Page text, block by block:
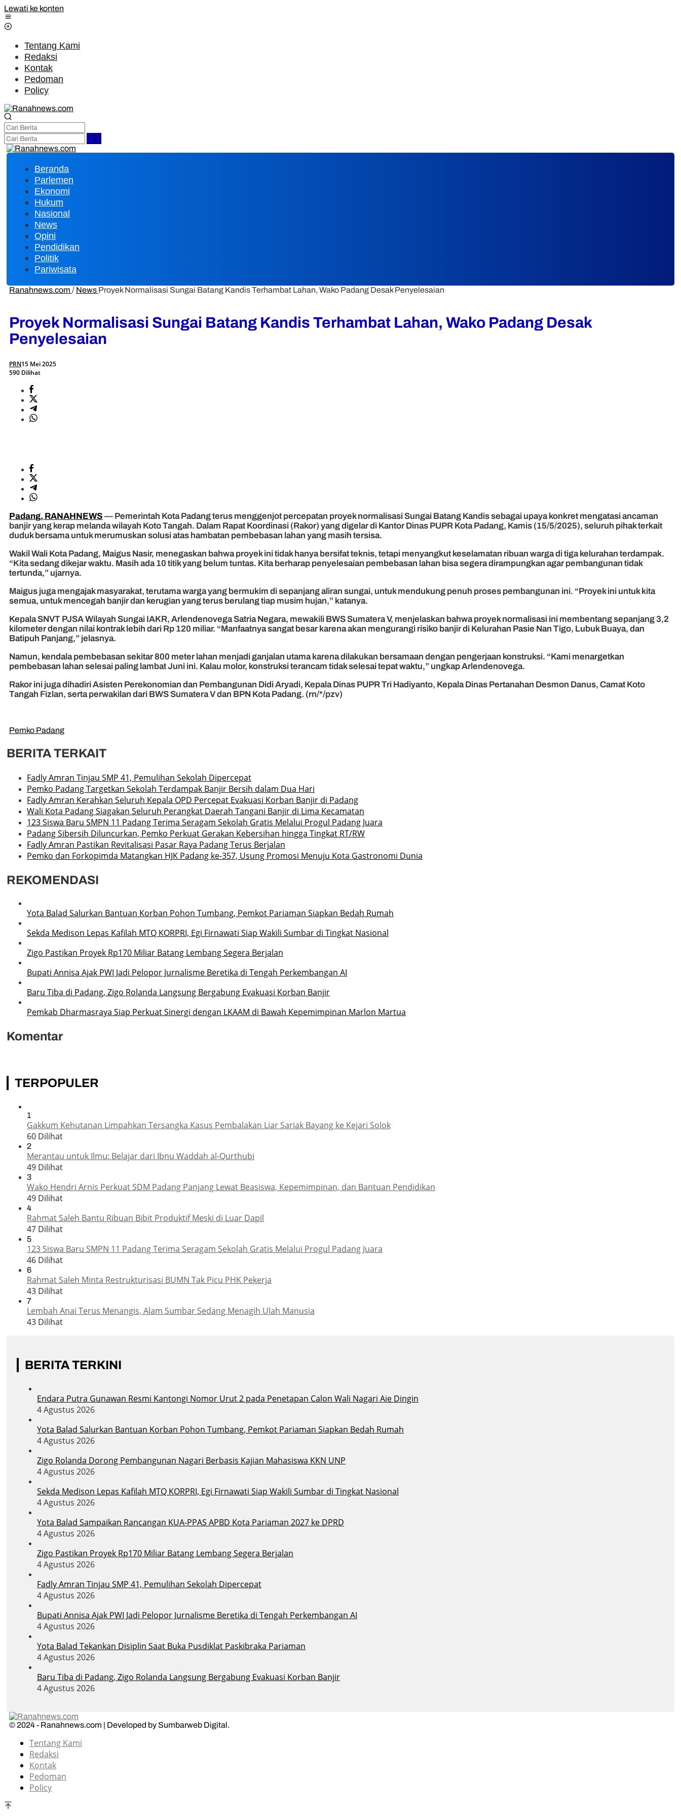
Lewati ke konten
Tentang Kami
Redaksi
Kontak
Pedoman
Policy
Beranda
Parlemen
Ekonomi
Hukum
Nasional
News
Opini
Pendidikan
Politik
Pariwisata
Ranahnews.com / News Proyek Normalisasi Sungai Batang Kandis Terhambat Lahan, Wako Padang Desak Penyelesaian
Proyek Normalisasi Sungai Batang Kandis Terhambat Lahan, Wako Padang Desak
Penyelesaian
PRN15 Mei 2025
590 Dilihat
Padang, RANAHNEWS — Pemerintah Kota Padang terus menggenjot percepatan proyek normalisasi Sungai Batang Kandis sebagai upaya konkret mengatasi ancaman
banjir yang kerap melanda wilayah Koto Tangah. Dalam Rapat Koordinasi (Rakor) yang digelar di Kantor Dinas PUPR Kota Padang, Kamis (15/5/2025), seluruh pihak terkait
duduk bersama untuk merumuskan solusi atas hambatan pembebasan lahan yang masih tersisa.
Wakil Wali Kota Padang, Maigus Nasir, menegaskan bahwa proyek ini tidak hanya bersifat teknis, tetapi menyangkut keselamatan ribuan warga di tiga kelurahan terdampak.
“Kita sedang dikejar waktu. Masih ada 10 titik yang belum tuntas. Kita berharap penyelesaian pembebasan lahan bisa segera dirampungkan agar pembangunan tidak
tertunda,” ujarnya.
Maigus juga mengajak masyarakat, terutama warga yang bermukim di sepanjang aliran sungai, untuk mendukung penuh proses pembangunan ini. “Proyek ini untuk kita
semua, untuk mencegah banjir dan kerugian yang terus berulang tiap musim hujan,” katanya.
Kepala SNVT PJSA Wilayah Sungai IAKR, Arlendenovega Satria Negara, mewakili BWS Sumatera V, menjelaskan bahwa proyek normalisasi ini membentang sepanjang 3,2
kilometer dengan nilai kontrak lebih dari Rp 120 miliar. “Manfaatnya sangat besar karena akan mengurangi risiko banjir di Kelurahan Pasie Nan Tigo, Lubuk Buaya, dan
Batipuh Panjang,” jelasnya.
Namun, kendala pembebasan sekitar 800 meter lahan menjadi ganjalan utama karena dilakukan bersamaan dengan pengerjaan konstruksi. “Kami menargetkan
pembebasan lahan selesai paling lambat Juni ini. Kalau molor, konstruksi terancam tidak selesai tepat waktu,” ungkap Arlendenovega.
Rakor ini juga dihadiri Asisten Perekonomian dan Pembangunan Didi Aryadi, Kepala Dinas PUPR Tri Hadiyanto, Kepala Dinas Pertanahan Desmon Danus, Camat Koto
Tangah Fizlan, serta perwakilan dari BWS Sumatera V dan BPN Kota Padang. (rn/*/pzv)
Pemko Padang
BERITA TERKAIT
Fadly Amran Tinjau SMP 41, Pemulihan Sekolah Dipercepat
Pemko Padang Targetkan Sekolah Terdampak Banjir Bersih dalam Dua Hari
Fadly Amran Kerahkan Seluruh Kepala OPD Percepat Evakuasi Korban Banjir di Padang
Wali Kota Padang Siagakan Seluruh Perangkat Daerah Tangani Banjir di Lima Kecamatan
123 Siswa Baru SMPN 11 Padang Terima Seragam Sekolah Gratis Melalui Progul Padang Juara
Padang Sibersih Diluncurkan, Pemko Perkuat Gerakan Kebersihan hingga Tingkat RT/RW
Fadly Amran Pastikan Revitalisasi Pasar Raya Padang Terus Berjalan
Pemko dan Forkopimda Matangkan HJK Padang ke-357, Usung Promosi Menuju Kota Gastronomi Dunia
REKOMENDASI
Yota Balad Salurkan Bantuan Korban Pohon Tumbang, Pemkot Pariaman Siapkan Bedah Rumah
Sekda Medison Lepas Kafilah MTQ KORPRI, Egi Firnawati Siap Wakili Sumbar di Tingkat Nasional
Zigo Pastikan Proyek Rp170 Miliar Batang Lembang Segera Berjalan
Bupati Annisa Ajak PWI Jadi Pelopor Jurnalisme Beretika di Tengah Perkembangan AI
Baru Tiba di Padang, Zigo Rolanda Langsung Bergabung Evakuasi Korban Banjir
Pemkab Dharmasraya Siap Perkuat Sinergi dengan LKAAM di Bawah Kepemimpinan Marlon Martua
Komentar
TERPOPULER
1
Gakkum Kehutanan Limpahkan Tersangka Kasus Pembalakan Liar Sariak Bayang ke Kejari Solok
60 Dilihat
2
Merantau untuk Ilmu: Belajar dari Ibnu Waddah al-Qurthubi
49 Dilihat
3
Wako Hendri Arnis Perkuat SDM Padang Panjang Lewat Beasiswa, Kepemimpinan, dan Bantuan Pendidikan
49 Dilihat
4
Rahmat Saleh Bantu Ribuan Bibit Produktif Meski di Luar Dapil
47 Dilihat
5
123 Siswa Baru SMPN 11 Padang Terima Seragam Sekolah Gratis Melalui Progul Padang Juara
46 Dilihat
6
Rahmat Saleh Minta Restrukturisasi BUMN Tak Picu PHK Pekerja
43 Dilihat
7
Lembah Anai Terus Menangis, Alam Sumbar Sedang Menagih Ulah Manusia
43 Dilihat
BERITA TERKINI
Endara Putra Gunawan Resmi Kantongi Nomor Urut 2 pada Penetapan Calon Wali Nagari Aie Dingin
4 Agustus 2026
Yota Balad Salurkan Bantuan Korban Pohon Tumbang, Pemkot Pariaman Siapkan Bedah Rumah
4 Agustus 2026
Zigo Rolanda Dorong Pembangunan Nagari Berbasis Kajian Mahasiswa KKN UNP
4 Agustus 2026
Sekda Medison Lepas Kafilah MTQ KORPRI, Egi Firnawati Siap Wakili Sumbar di Tingkat Nasional
4 Agustus 2026
Yota Balad Sampaikan Rancangan KUA-PPAS APBD Kota Pariaman 2027 ke DPRD
4 Agustus 2026
Zigo Pastikan Proyek Rp170 Miliar Batang Lembang Segera Berjalan
4 Agustus 2026
Fadly Amran Tinjau SMP 41, Pemulihan Sekolah Dipercepat
4 Agustus 2026
Bupati Annisa Ajak PWI Jadi Pelopor Jurnalisme Beretika di Tengah Perkembangan AI
4 Agustus 2026
Yota Balad Tekankan Disiplin Saat Buka Pusdiklat Paskibraka Pariaman
4 Agustus 2026
Baru Tiba di Padang, Zigo Rolanda Langsung Bergabung Evakuasi Korban Banjir
4 Agustus 2026
© 2024 - Ranahnews.com | Developed by Sumbarweb Digital.
Tentang Kami
Redaksi
Kontak
Pedoman
Policy